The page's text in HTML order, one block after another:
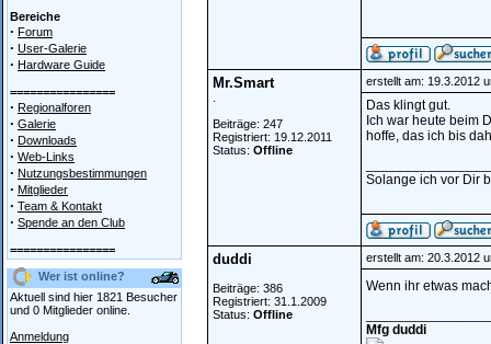
Bereiche
· Forum
· User-Galerie
· Hardware Guide
================
· Regionalforen
· Galerie
· Downloads
· Web-Links
· Nutzungsbestimmungen
· Mitglieder
· Team & Kontakt
· Spende an den Club
================
Wer ist online?
Aktuell sind hier 1821 Besucher
und 0 Mitglieder online.
Anmeldung
Mr.Smart
Beiträge: 247
Registriert: 19.12.2011
Status: Offline
erstellt am: 19.3.2012
Das klingt gut.
Ich war heute beim
hoffe, das ich bis
Solange ich vor Dir
duddi
Beiträge: 386
Registriert: 31.1.2009
Status: Offline
erstellt am: 20.3.2012
Wenn ihr etwas
Mfg duddi